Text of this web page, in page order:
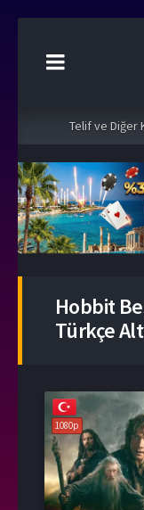
Telif ve Diğer
Hobbit
Türkçe
1080p